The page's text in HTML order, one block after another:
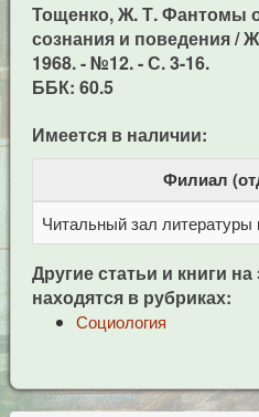
Тощенко, Ж. Т. Фантомы
сознания и поведения /
1968. - №12. - С. 3-16.
ББК: 60.5
Имеется в наличии:
Филиал
Читальный зал литературы
Другие статьи и книги на
находятся в рубриках:
Социология